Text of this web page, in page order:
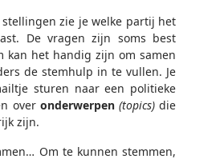
stellingen zie je welke partij het
De vragen zijn soms best
kan het handig zijn om samen
de stemhulp in te vullen. Je
sturen naar een politieke
over onderwerpen (topics)die
zijn.
Om te kunnen stemmen,